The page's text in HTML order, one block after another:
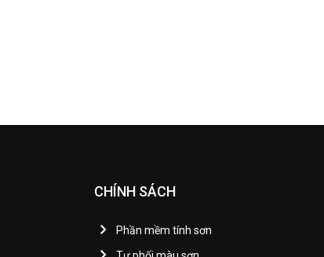
CHÍNH SÁCH
Phần mềm tính sơn